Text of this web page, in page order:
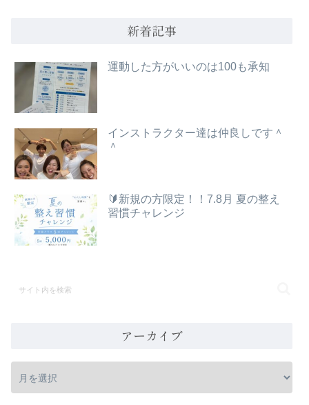
新着記事
運動した方がいいのは100も承知
インストラクター達は仲良しです＾
＾
🔰新規の方限定！！7.8月 夏の整え
習慣チャレンジ
アーカイブ